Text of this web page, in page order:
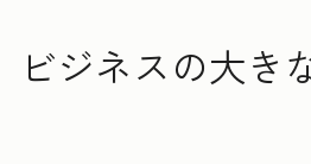
ビジネスの大き